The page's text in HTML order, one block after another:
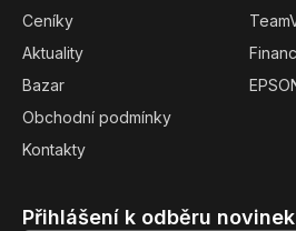
Ceníky
Aktuality
Bazar
Obchodní podmínky
Kontakty
Přihlášení k odběru novinek